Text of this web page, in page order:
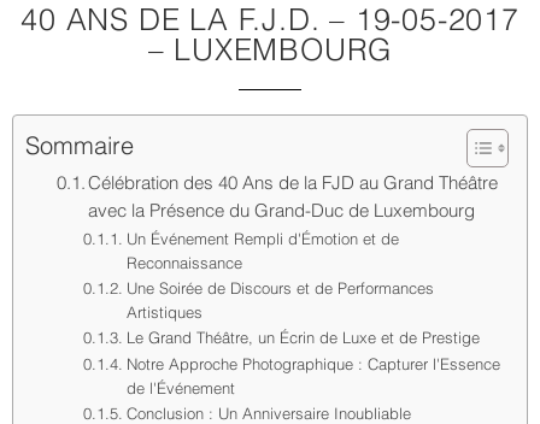
40 ANS DE LA F.J.D. – 19-05-2017
– LUXEMBOURG
Sommaire
Célébration des 40 Ans de la FJD au Grand Théâtre
avec la Présence du Grand-Duc de Luxembourg
Un Événement Rempli d'Émotion et de
Reconnaissance
Une Soirée de Discours et de Performances
Artistiques
Le Grand Théâtre, un Écrin de Luxe et de Prestige
Notre Approche Photographique : Capturer l'Essence
de l'Événement
Conclusion : Un Anniversaire Inoubliable